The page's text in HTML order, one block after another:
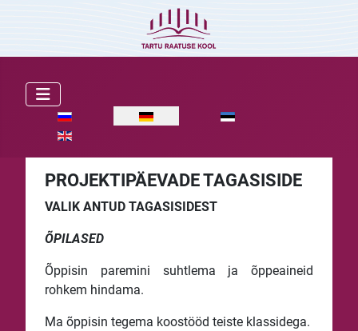
Sprache auswählen
PROJEKTIPÄEVADE TAGASISIDE
VALIK ANTUD TAGASISIDEST
ÕPILASED
Õppisin paremini suhtlema ja õppeaineid
rohkem hindama.
Ma õppisin tegema koostööd teiste klassidega.